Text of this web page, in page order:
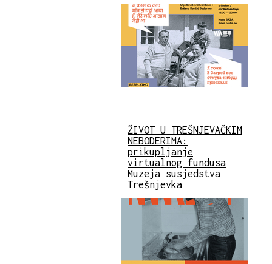
ŽIVOT U TREŠNJEVAČKIM
NEBODERIMA:
prikupljanje
virtualnog fundusa
Muzeja susjedstva
Trešnjevka